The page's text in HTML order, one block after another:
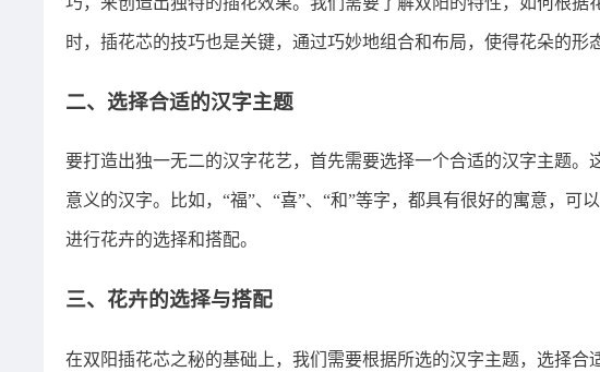
时，插花芯的技巧也是关键，通过巧妙地组合和布局，使得花朵的形
二、选择合适的汉字主题
要打造出独一无二的汉字花艺，首先需要选择一个合适的汉字主题
意义的汉字。比如，“福”、“喜”、“和”等字，都具有很好的寓意，可
进行花卉的选择和搭配。
三、花卉的选择与搭配
在双阳插花芯之秘的基础上，我们需要根据所选的汉字主题，选择